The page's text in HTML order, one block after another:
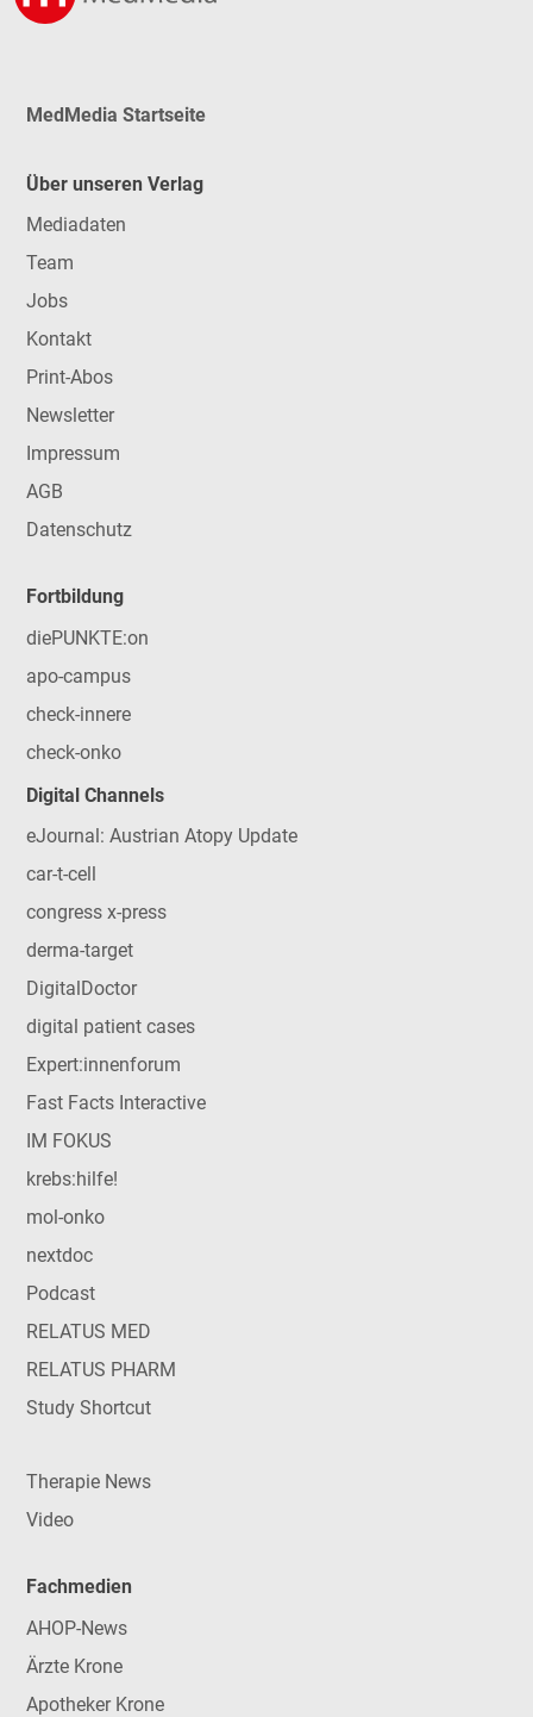
MedMedia Startseite
Über unseren Verlag
Mediadaten
Team
Jobs
Kontakt
Print-Abos
Newsletter
Impressum
AGB
Datenschutz
Fortbildung
diePUNKTE:on
apo-campus
check-innere
check-onko
Digital Channels
eJournal: Austrian Atopy Update
car-t-cell
congress x-press
derma-target
DigitalDoctor
digital patient cases
Expert:innenforum
Fast Facts Interactive
IM FOKUS
krebs:hilfe!
mol-onko
nextdoc
Podcast
RELATUS MED
RELATUS PHARM
Study Shortcut
Therapie News
Video
Fachmedien
AHOP-News
Ärzte Krone
Apotheker Krone